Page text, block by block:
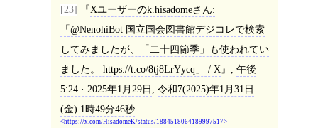
[23]
Xユーザーのk.hisadomeさん:
「@NenohiBot 国立国会図書館デジコレで検索
してみましたが、「二十四節季」も使われてい
ました。 https://t.co/8tj8LrYycq」 / X
午後
5:24 · 2025年1月29日
令和7(2025)年1月31日
(金) 1時49分46秒
https://x.com/HisadomeK/status/1884518064189997517